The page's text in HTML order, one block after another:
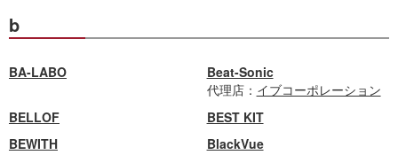
b
BA-LABO
Beat-Sonic
代理店： イブコーポレーション
BELLOF
BEST KIT
BEWITH
BlackVue